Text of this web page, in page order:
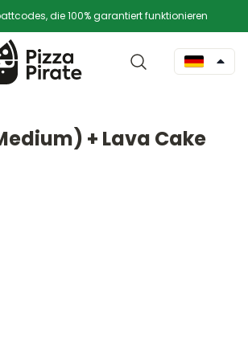
die 100% garantiert funktionieren
+ Lava Cake